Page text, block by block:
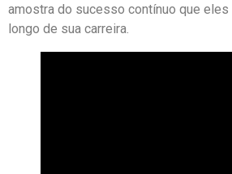
amostra do sucesso contínuo que eles
longo de sua carreira.